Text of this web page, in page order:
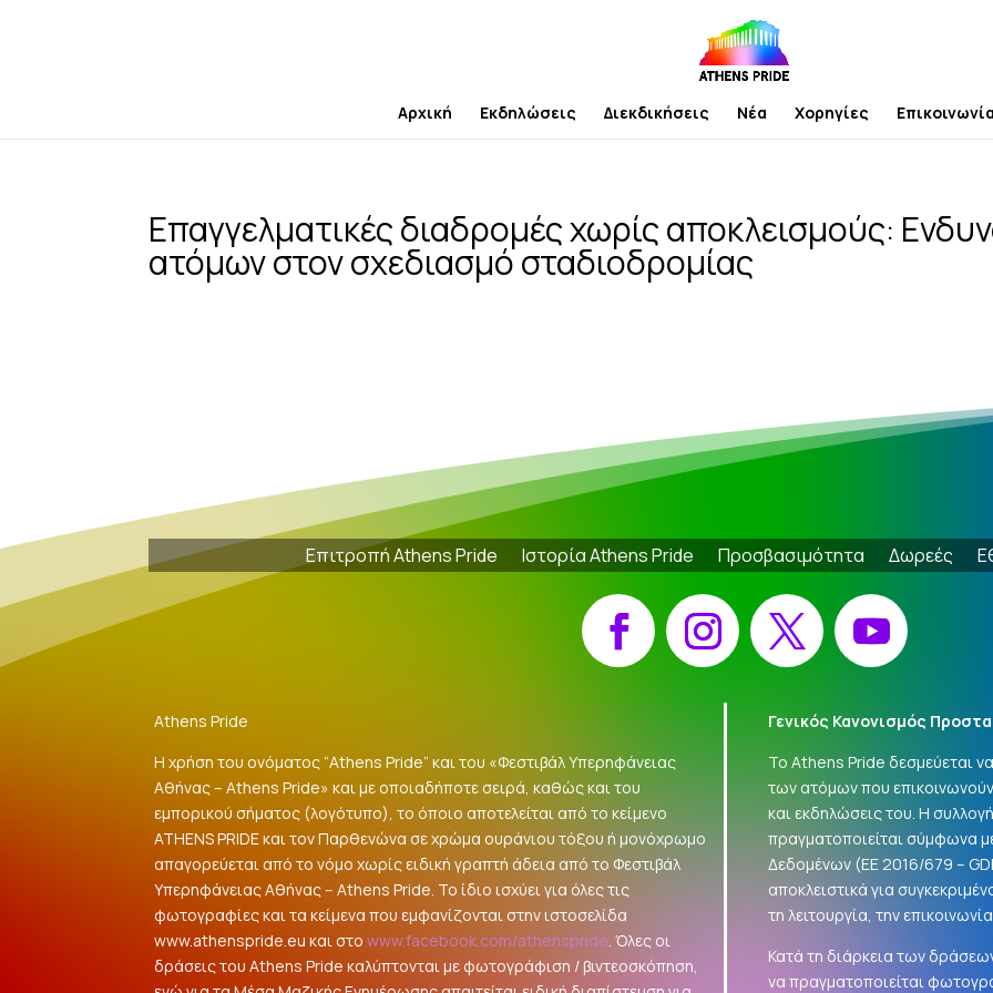
Αρχική Εκδηλώσεις Διεκδικήσεις Νέα Χορηγίες Επικοινωνία
Επαγγελματικές διαδρομές χωρίς αποκλεισμούς:
ατόμων στον σχεδιασμό σταδιοδρομίας
Επιτροπή Athens Pride Ιστορία Athens Pride Προσβασιμότητα Δωρεές
Facebook Instagram X YouTube
Athens Pride
Η χρήση του ονόματος “Athens Pride” και του «Φεστιβάλ Υπερηφάνειας
Αθήνας – Athens Pride» και με οποιαδήποτε σειρά, καθώς και του
εμπορικού σήματος (λογότυπο), το όποιο αποτελείται από το κείμενο
ATHENS PRIDE και τον Παρθενώνα σε χρώμα ουράνιου τόξου ή μονόχρωμο
απαγορεύεται από το νόμο χωρίς ειδική γραπτή άδεια από το Φεστιβάλ
Υπερηφάνειας Αθήνας – Athens Pride. Το ίδιο ισχύει για όλες τις
φωτογραφίες και τα κείμενα που εμφανίζονται στην ιστοσελίδα
www.athenspride.eu και στοwww.facebook.com/athenspride. Όλες οι
δράσεις του Athens Pride καλύπτονται με φωτογράφιση / βιντεοσκόπηση,
Γενικός Κανονισμός
Το Athens Pride δεσμεύεται
των ατόμων που
και εκδηλώσεις του. Η
πραγματοποιείται σύμφωνα
Δεδομένων (ΕΕ 2016/679 –
αποκλειστικά για
τη λειτουργία, την
Κατά τη διάρκεια των
να πραγματοποιείται